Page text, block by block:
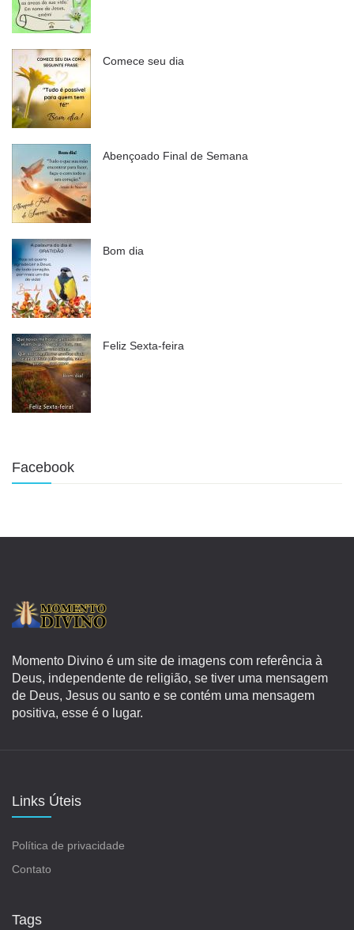
Comece seu dia
Abençoado Final de Semana
Bom dia
Feliz Sexta-feira
Facebook
Momento Divino é um site de imagens com referência à
Deus, independente de religião, se tiver uma mensagem
de Deus, Jesus ou santo e se contém uma mensagem
positiva, esse é o lugar.
Links Úteis
Política de privacidade
Contato
Tags